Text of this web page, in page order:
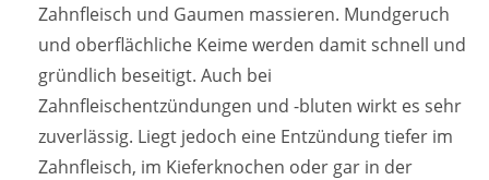
Zahnfleisch und Gaumen massieren. Mundgeruch
und oberflächliche Keime werden damit schnell und
gründlich beseitigt. Auch bei
Zahnfleischentzündungen und -bluten wirkt es sehr
zuverlässig. Liegt jedoch eine Entzündung tiefer im
Zahnfleisch, im Kieferknochen oder gar in der